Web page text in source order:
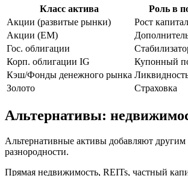
Класс актива
Роль в
Акции (развитые рынки)
Рост
Акции (EM)
Гос. облигации
Корп. облигации IG
Купонный
Кэш/Фонды денежного рынка
Золото
Страховка
Альтернативы:
Альтернативные активы добавляют
разнородности.
Прямая недвижимость, REITs, частный